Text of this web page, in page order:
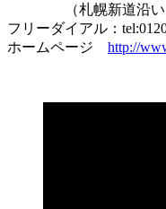
（札幌新道沿い・
フリーダイアル：
ホームページ http://